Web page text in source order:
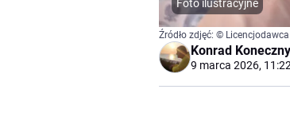
Foto ilustracyjne
Źródło zdjęć: ©
Konrad Koneczny
9 marca 2026,